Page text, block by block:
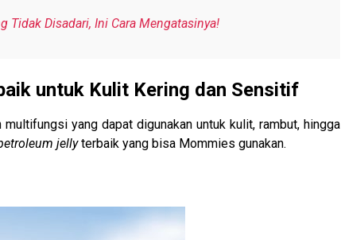
Tidak Disadari, Ini Cara Mengatasinya!
untuk Kulit Kering dan Sensitif
yang dapat digunakan untuk kulit, rambut, hingga
jellyterbaik yang bisa Mommies gunakan.